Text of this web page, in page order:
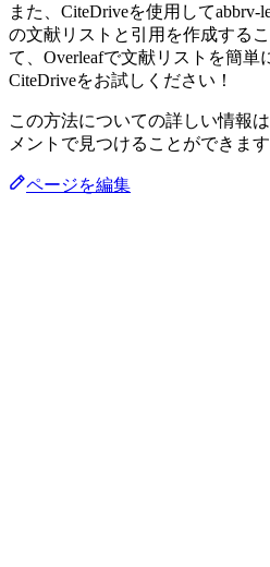
また、CiteDriveを使用してabbrv-
の文献リストと引用を作成する
て、Overleafで文献リストを簡単
CiteDriveをお試しください！
この方法についての詳しい情報
メントで見つけることができます
ページを編集